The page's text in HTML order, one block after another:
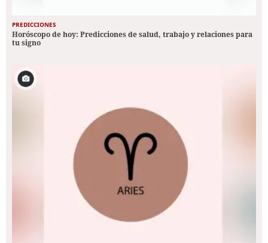
PREDICCIONES
Horóscopo de hoy: Predicciones de salud, trabajo y relaciones para
tu signo